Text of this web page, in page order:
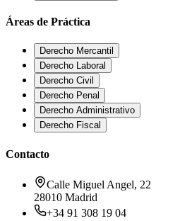
Áreas de Práctica
Derecho Mercantil
Derecho Laboral
Derecho Civil
Derecho Penal
Derecho Administrativo
Derecho Fiscal
Contacto
Calle Miguel Angel, 22
28010 Madrid
+34 91 308 19 04